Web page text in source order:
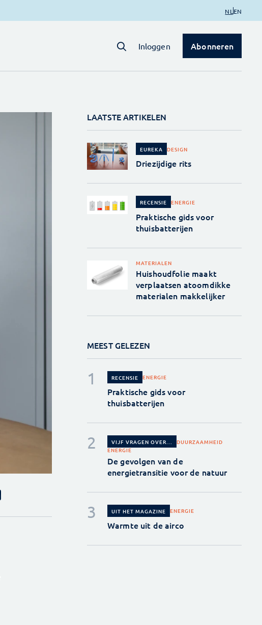
NL EN
Inloggen Abonneren
LAATSTE ARTIKELEN
EUREKA DESIGN
Driezijdige rits
RECENSIE ENERGIE
Praktische gids voor
thuisbatterijen
MATERIALEN
Huishoudfolie maakt
verplaatsen atoomdikke
materialen makkelijker
MEEST GELEZEN
RECENSIE ENERGIE
Praktische gids voor
thuisbatterijen
VIJF VRAGEN OVER...
DUURZAAMHEID
ENERGIE
De gevolgen van de
energietransitie voor de natuur
UIT HET MAGAZINE ENERGIE
Warmte uit de airco